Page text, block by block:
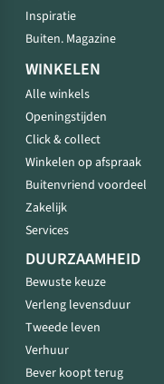
Inspiratie
Buiten. Magazine
WINKELEN
Alle winkels
Openingstijden
Click & collect
Winkelen op afspraak
Buitenvriend voordeel
Zakelijk
Services
DUURZAAMHEID
Bewuste keuze
Verleng levensduur
Tweede leven
Verhuur
Bever koopt terug